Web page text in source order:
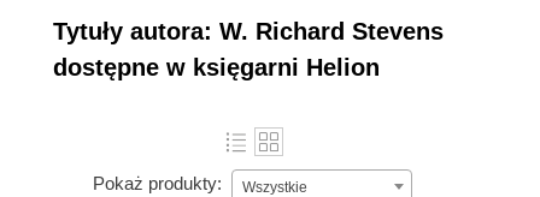
Tytuły autora: W. Richard Stevens
dostępne w księgarni Helion
Pokaż produkty: Wszystkie